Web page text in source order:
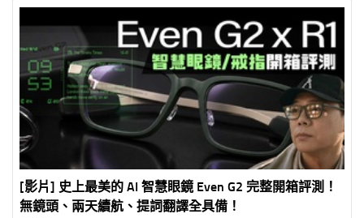
[影片] 史上最美的 AI 智慧眼鏡 Even G2 完整開箱評測！
無鏡頭、兩天續航、提詞翻譯全具備！